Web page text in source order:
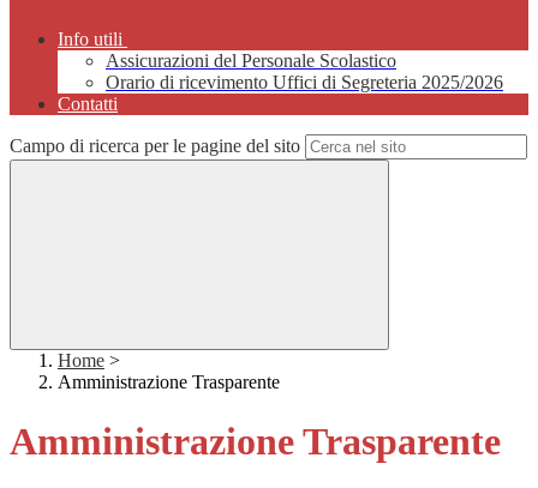
Info utili
Assicurazioni del Personale Scolastico
Orario di ricevimento Uffici di Segreteria 2025/2026
Contatti
Campo di ricerca per le pagine del sito
Home >
Amministrazione Trasparente
Amministrazione Trasparente